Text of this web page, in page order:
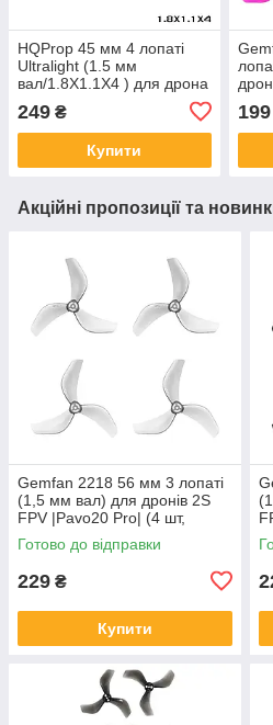
HQProp 45 мм 4 лопаті
Ultralight (1.5 мм
вал/1.8X1.1X4 ) для дрона
Micro Whoop (4 шт, Grey)
249 ₴
Купити
199
Акційні пропозиції та
Gemfan 2218 56 мм 3 лопаті
(1,5 мм вал) для дронів 2S
FPV |Pavo20 Pro| (4 шт,
Transparent Grey)
Готово до відправки
229 ₴
Купити